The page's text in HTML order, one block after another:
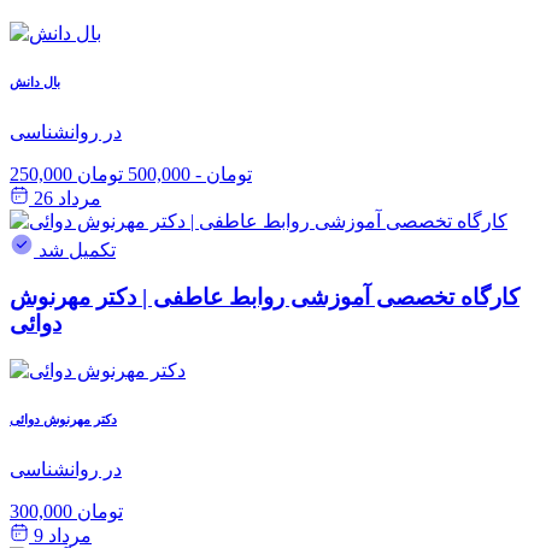
بال دانش
در روانشناسی
250,000 تومان - 500,000 تومان
مرداد 26
تکمیل شد
کارگاه تخصصی آموزشی روابط عاطفی | دکتر مهرنوش
دوائی
دکتر مهرنوش دوائی
در روانشناسی
300,000 تومان
مرداد 9